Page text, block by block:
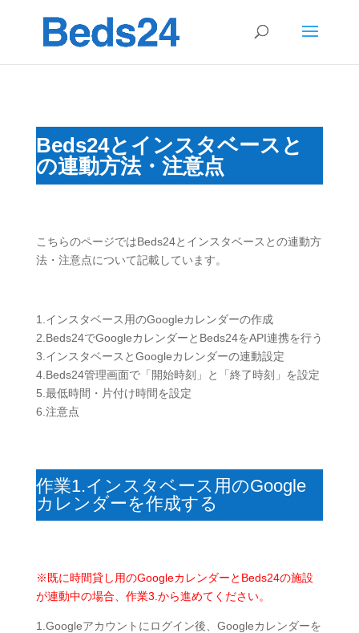
Beds24とインスタベースと
の連動方法・注意点
こちらのページではBeds24とインスタベースとの連動方
法・注意点について記載しています。
1.インスタベース用のGoogleカレンダーの作成
2.Beds24でGoogleカレンダーとBeds24をAPI連携を行う
3.インスタベースとGoogleカレンダーの連動設定
4.Beds24管理画面で「開始時刻」と「終了時刻」を設定
5.最低時間・片付け時間を設定
6.注意点
作業1.インスタベース用のGoogle
カレンダーを作成する
※既に時間貸し用のGoogleカレンダーとBeds24の施設
が連動中の場合、作業3.から進めてください。
1.Googleアカウントにログイン後、Googleカレンダーを